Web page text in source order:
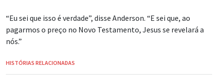
“Eu sei que isso é verdade”, disse Anderson. “E sei que, ao
pagarmos o preço no Novo Testamento, Jesus se revelará a
nós.”
HISTÓRIAS RELACIONADAS